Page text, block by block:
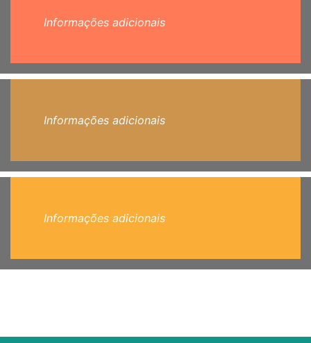
Informações adicionais
Informações adicionais
Informações adicionais